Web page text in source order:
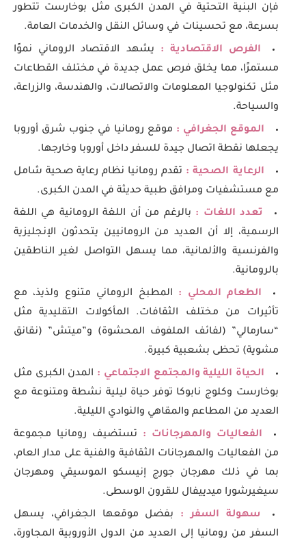
فإن البنية التحتية في المدن الكبرى مثل بوخارست تتطور
بسرعة، مع تحسينات في وسائل النقل والخدمات العامة.
الفرص الاقتصادية : يشهد الاقتصاد الروماني نموًا
مستمرًا، مما يخلق فرص عمل جديدة في مختلف القطاعات
مثل تكنولوجيا المعلومات والاتصالات، والهندسة، والزراعة،
والسياحة.
الموقع الجغرافي : موقع رومانيا في جنوب شرق أوروبا
يجعلها نقطة اتصال جيدة للسفر داخل أوروبا وخارجها.
الرعاية الصحية : تقدم رومانيا نظام رعاية صحية شامل
مع مستشفيات ومرافق طبية حديثة في المدن الكبرى.
تعدد اللغات : بالرغم من أن اللغة الرومانية هي اللغة
الرسمية، إلا أن العديد من الرومانيين يتحدثون الإنجليزية
والفرنسية والألمانية، مما يسهل التواصل لغير الناطقين
بالرومانية.
الطعام المحلي :
المطبخ الروماني متنوع ولذيذ، مع
تأثيرات من مختلف الثقافات. المأكولات التقليدية مثل
“سارمالي” (لفائف الملفوف المحشوة) و”ميتش” (نقانق
مشوية) تحظى بشعبية كبيرة.
الحياة الليلية والمجتمع الاجتماعي : المدن الكبرى مثل
بوخارست وكلوج نابوكا توفر حياة ليلية نشطة ومتنوعة مع
العديد من المطاعم والمقاهي والنوادي الليلية.
الفعاليات والمهرجانات :
تستضيف رومانيا مجموعة
من الفعاليات والمهرجانات الثقافية والفنية على مدار العام،
بما في ذلك مهرجان جورج إنيسكو الموسيقي ومهرجان
سيغيرشورا ميدييفال للقرون الوسطى.
سهولة السفر : بفضل موقعها الجغرافي، يسهل
السفر من رومانيا إلى العديد من الدول الأوروبية المجاورة،